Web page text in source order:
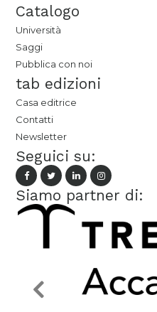
Catalogo
Università
Saggi
Pubblica con noi
tab edizioni
Casa editrice
Contatti
Newsletter
Seguici su:
Siamo partner di: